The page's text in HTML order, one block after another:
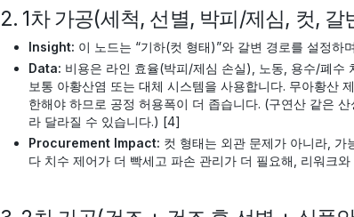
2. 1차 가공(세척, 선별, 박피/제심, 컷, 갈
Insight: 이 노드는 “기하(컷 형태)”와 갈변 경로를 설정하
Data: 비용은 라인 효율(박피/제심 손실), 노동, 용수/폐수
보통 아황산염 또는 대체 시스템을 사용합니다. 무아황산
한해야 하므로 공정 허용폭이 더 좁습니다. (구연산 같은
라 달라질 수 있습니다.) [4]
Procurement Impact: 컷 형태는 외관 문제가 아니라, 가
다 치수 제어가 더 빡세고 파손 관리가 더 필요해, 리워크